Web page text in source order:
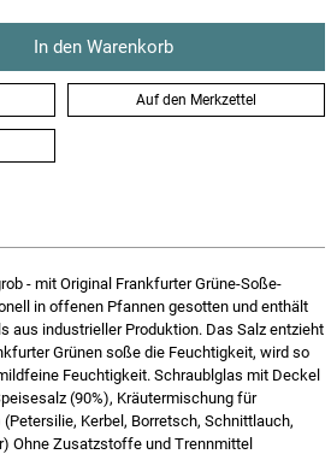
In den Warenkorb
Auf den Merkzettel
- mit Original Frankfurter Grüne-Soße-
in offenen Pfannen gesotten und enthält
aus industrieller Produktion. Das Salz entzieht
Grünen soße die Feuchtigkeit, wird so
Feuchtigkeit. Schraublglas mit Deckel
(90%), Kräutermischung für
Kerbel, Borretsch, Schnittlauch,
Ohne Zusatzstoffe und Trennmittel